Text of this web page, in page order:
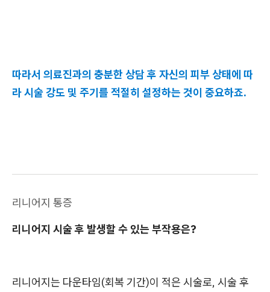
따라서 의료진과의 충분한 상담 후 자신의 피부 상태에 따
라 시술 강도 및 주기를 적절히 설정하는 것이 중요하죠.
리니어지 통증
리니어지 시술 후 발생할 수 있는 부작용은?
리니어지는 다운타임(회복 기간)이 적은 시술로, 시술 후